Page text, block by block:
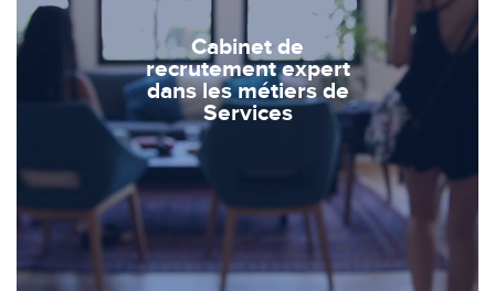
Cabinet de
recrutement expert
dans les métiers de
Services